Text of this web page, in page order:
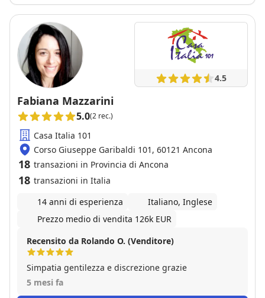
4.5
Fabiana Mazzarini
5.0(2 rec.)
Casa Italia 101
Corso Giuseppe Garibaldi 101, 60121 Ancona
18 transazioni in Provincia di Ancona
18 transazioni in Italia
14 anni di esperienza
Italiano, Inglese
Prezzo medio di vendita 126k EUR
Recensito da Rolando O. (Venditore)
Simpatia gentilezza e discrezione grazie
5 mesi fa